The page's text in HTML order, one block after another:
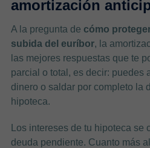
amortización
A la pregunta de cómo
subida del euríbor, la
las mejores respuestas que te
parcial o total, es decir: puedes
dinero o saldar por completo la
hipoteca.
Los intereses de tu hipoteca se
deuda pendiente. Cuanto más